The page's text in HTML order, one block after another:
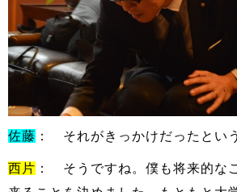
佐藤 ： それがきっかけだったとい
西片 ： そうですね。僕も将来的な